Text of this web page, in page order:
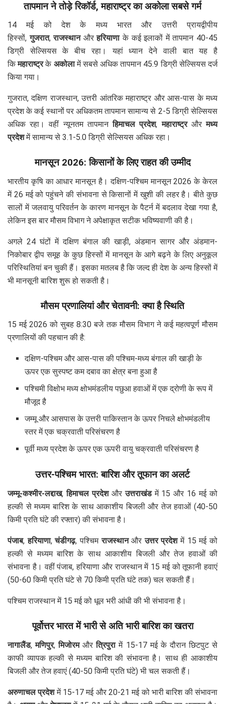
तापमान ने तोड़े रिकॉर्ड, महाराष्ट्र का अकोला सबसे गर्म
14 मई को देश के मध्य भारत और उत्तरी प्रायद्वीपीय
हिस्सों,गुजरात,राजस्थानऔरहरियाणाके कई इलाकों में तापमान 40-45
डिग्री सेल्सियस के बीच रहा। यहां ध्यान देने वाली बात यह है
किमहाराष्ट्रके अकोलामें सबसे अधिक तापमान 45.9 डिग्री सेल्सियस दर्ज
किया गया।
गुजरात, दक्षिण राजस्थान, उत्तरी आंतरिक महाराष्ट्र और आस-पास के मध्य
प्रदेश के कई स्थानों पर अधिकतम तापमान सामान्य से 2-5 डिग्री सेल्सियस
अधिक रहा। वहीं न्यूनतम तापमानहिमाचल प्रदेश,महाराष्ट्रऔरमध्य
प्रदेशमें सामान्य से 3.1-5.0 डिग्री सेल्सियस अधिक रहा।
मानसून 2026: किसानों के लिए राहत की उम्मीद
भारतीय कृषि का आधार मानसून है। दक्षिण-पश्चिम मानसून 2026 के केरल
में 26 मई को पहुंचने की संभावना से किसानों में खुशी की लहर है। बीते कुछ
सालों में जलवायु परिवर्तन के कारण मानसून के पैटर्न में बदलाव देखा गया है,
लेकिन इस बार मौसम विभाग ने अपेक्षाकृत सटीक भविष्यवाणी की है।
अगले 24 घंटों में दक्षिण बंगाल की खाड़ी, अंडमान सागर और अंडमान-
निकोबार द्वीप समूह के कुछ हिस्सों में मानसून के आगे बढ़ने के लिए अनुकूल
परिस्थितियां बन चुकी हैं। इसका मतलब है कि जल्द ही देश के अन्य हिस्सों में
भी मानसूनी बारिश शुरू हो सकती है।
मौसम प्रणालियां और चेतावनी: क्या है स्थिति
15 मई 2026 को सुबह 8:30 बजे तक मौसम विभाग ने कई महत्वपूर्ण मौसम
प्रणालियों की पहचान की है:
दक्षिण-पश्चिम और आस-पास की पश्चिम-मध्य बंगाल की खाड़ी के
ऊपर एक सुस्पष्ट कम दबाव का क्षेत्र बना हुआ है
पश्चिमी विक्षोभ मध्य क्षोभमंडलीय पछुआ हवाओं में एक द्रोणी के रूप में
मौजूद है
जम्मू और आसपास के उत्तरी पाकिस्तान के ऊपर निचले क्षोभमंडलीय
स्तर में एक चक्रवाती परिसंचरण है
पूर्वी मध्य प्रदेश के ऊपर एक ऊपरी वायु चक्रवाती परिसंचरण है
उत्तर-पश्चिम भारत: बारिश और तूफान का अलर्ट
जम्मू-कश्मीर-लद्दाख,हिमाचल प्रदेशऔरउत्तराखंडमें 15 और 16 मई को
हल्की से मध्यम बारिश के साथ आकाशीय बिजली और तेज हवाओं (40-50
किमी प्रति घंटे की रफ्तार) की संभावना है।
पंजाब,हरियाणा,चंडीगढ़, पश्चिमराजस्थानऔरउत्तर प्रदेशमें 15 मई को
हल्की से मध्यम बारिश के साथ आकाशीय बिजली और तेज हवाओं की
संभावना है। वहीं पंजाब, हरियाणा और राजस्थान में 15 मई को तूफानी हवाएं
(50-60 किमी प्रति घंटे से 70 किमी प्रति घंटे तक) चल सकती हैं।
पश्चिम राजस्थान में 15 मई को धूल भरी आंधी की भी संभावना है।
पूर्वोत्तर भारत में भारी से अति भारी बारिश का खतरा
नागालैंड,मणिपुर,मिजोरमऔरत्रिपुरामें 15-17 मई के दौरान छिटपुट से
काफी व्यापक हल्की से मध्यम बारिश की संभावना है। साथ ही आकाशीय
बिजली और तेज हवाएं (40-50 किमी प्रति घंटे) भी चल सकती हैं।
अरुणाचल प्रदेशमें 15-17 मई और 20-21 मई को भारी बारिश की संभावना